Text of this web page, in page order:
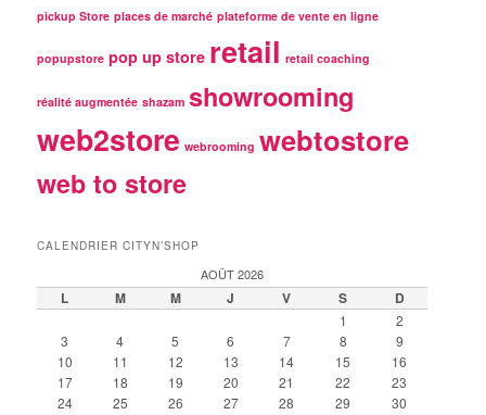
pickup Store places de marché plateforme de vente en ligne
popupstore pop up store retail retail coaching
réalité augmentée shazam showrooming
web2store webrooming webtostore
web to store
CALENDRIER CITYN’SHOP
AOÛT 2026
L M M J V S D
1
2
3
4 5 6 7 8
9
10
11 12 13 14 15
16
17
18 19 20 21 22
23
24
25 26 27 28 29
30